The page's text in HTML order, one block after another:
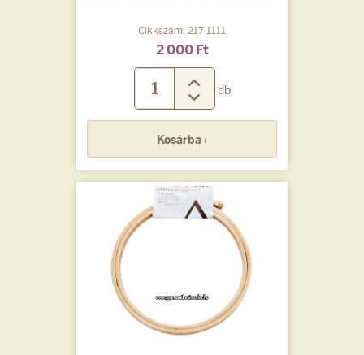
Cikkszám: 217 1111
2 000 Ft
db
Kosárba ›